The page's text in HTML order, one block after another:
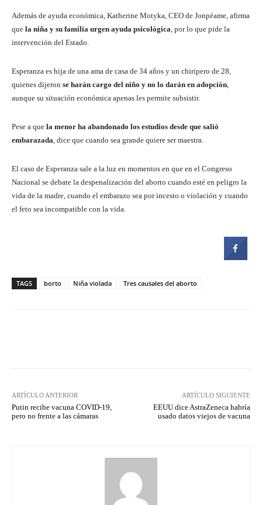
Además de ayuda económica, Katherine Motyka, CEO de Jonpéame, afirma
que la niña y su familia urgen ayuda psicológica, por lo que pide la
intervención del Estado.
Esperanza es hija de una ama de casa de 34 años y un chiripero de 28,
quienes dijeron se harán cargo del niño y no lo darán en adopción,
aunque su situación económica apenas les permite subsistir.
Pese a que la menor ha abandonado los estudios desde que salió
embarazada, dice que cuando sea grande quiere ser maestra.
El caso de Esperanza sale a la luz en momentos en que en el Congreso
Nacional se debate la despenalización del aborto cuando esté en peligro la
vida de la madre, cuando el embarazo sea por incesto o violación y cuando
el feto sea incompatible con la vida.
TAGS borto Niña violada Tres causales del aborto
ARTÍCULO ANTERIOR
Putin recibe vacuna COVID-19,
pero no frente a las cámaras
ARTÍCULO SIGUIENTE
EEUU dice AstraZeneca habría
usado datos viejos de vacuna